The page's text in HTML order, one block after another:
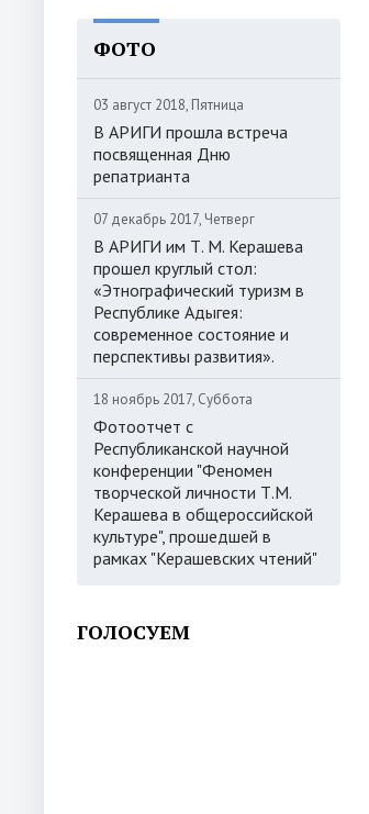
ФОТО
03 август 2018, Пятница
В АРИГИ прошла встреча
посвященная Дню
репатрианта
07 декабрь 2017, Четверг
В АРИГИ им Т. М. Керашева
прошел круглый стол:
«Этнографический туризм в
Республике Адыгея:
современное состояние и
перспективы развития».
18 ноябрь 2017, Суббота
Фотоотчет с
Республиканской научной
конференции "Феномен
творческой личности Т.М.
Керашева в общероссийской
культуре", прошедшей в
рамках "Керашевских чтений"
ГОЛОСУЕМ